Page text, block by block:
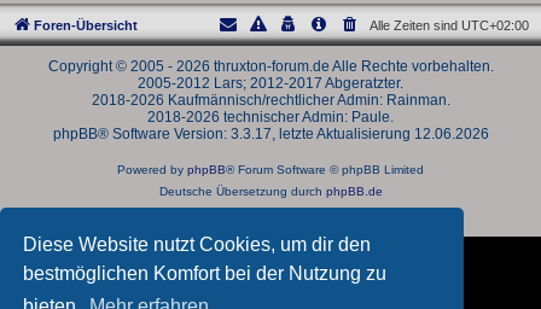
Diese Website nutzt Cookies, um dir den
bestmöglichen Komfort bei der Nutzung zu
Foren-Übersicht Alle Zeiten sind UTC+02:00
Copyright © 2005 - 2026 thruxton-forum.de Alle Rechte vorbehalten.
2005-2012 Lars; 2012-2017 Abgeratzter.
2018-2026 Kaufmännisch/rechtlicher Admin: Rainman.
2018-2026 technischer Admin: Paule.
phpBB® Software Version: 3.3.17, letzte Aktualisierung 12.06.2026
Powered by phpBB® Forum Software © phpBB Limited
Deutsche Übersetzung durch phpBB.de